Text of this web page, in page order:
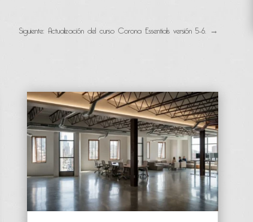
Siguiente: Actualización del curso Corona Essentials versión 5-6. →